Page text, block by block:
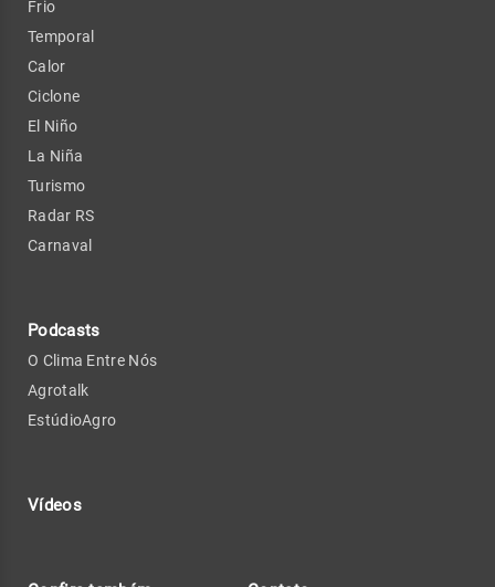
Frio
Temporal
Calor
Ciclone
El Niño
La Niña
Turismo
Radar RS
Carnaval
Podcasts
O Clima Entre Nós
Agrotalk
EstúdioAgro
Vídeos